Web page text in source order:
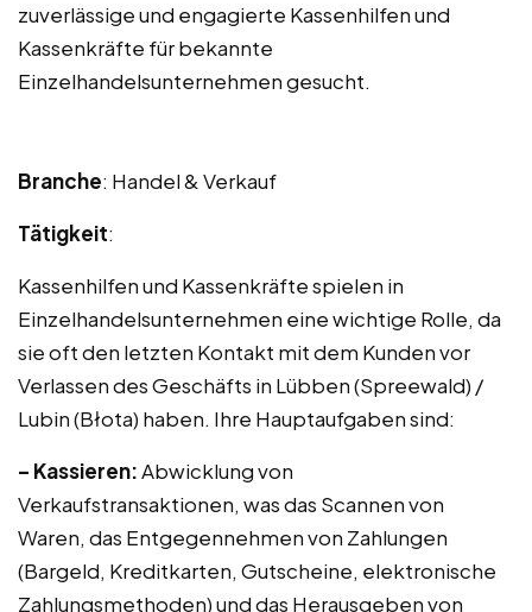
zuverlässige und engagierte Kassenhilfen und
Kassenkräfte für bekannte
Einzelhandelsunternehmen gesucht.
Branche: Handel & Verkauf
Tätigkeit:
Kassenhilfen und Kassenkräfte spielen in
Einzelhandelsunternehmen eine wichtige Rolle, da
sie oft den letzten Kontakt mit dem Kunden vor
Verlassen des Geschäfts in Lübben (Spreewald) /
Lubin (Błota) haben. Ihre Hauptaufgaben sind:
– Kassieren:Abwicklung von
Verkaufstransaktionen, was das Scannen von
Waren, das Entgegennehmen von Zahlungen
(Bargeld, Kreditkarten, Gutscheine, elektronische
Zahlungsmethoden) und das Herausgeben von